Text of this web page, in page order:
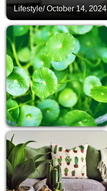
Lifestyle/October 14, 2024